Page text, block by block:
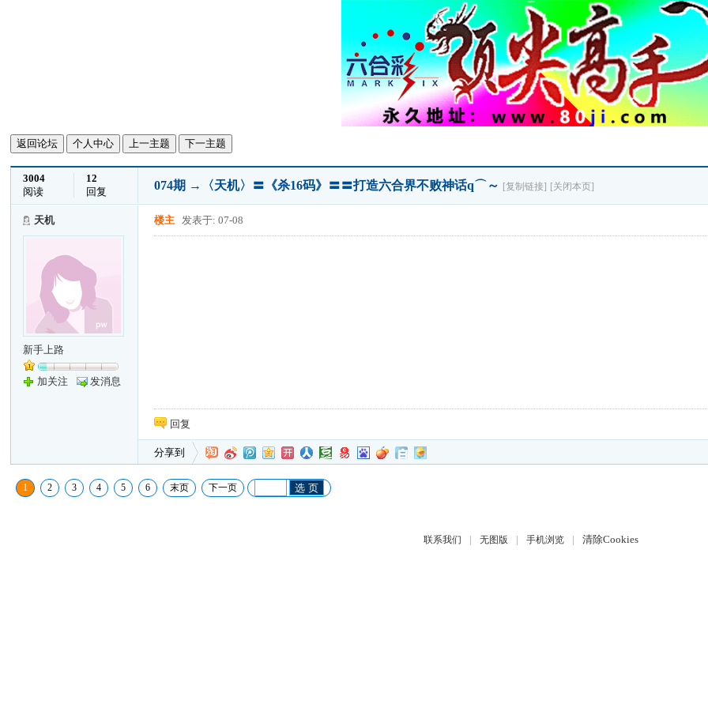
返回论坛 个人中心 上一主题 下一主题
3004
阅读
12
回复
074期 →〈天机〉〓《杀16码》〓〓打造六合界不败神话q⌒～ [复制链接] [关闭本页]
天机
新手上路
加关注 发消息
楼主 发表于: 07-08
回复
分享到
1 2 3 4 5 6 末页 下一页 选 页
联系我们 | 无图版 | 手机浏览 | 清除Cookies